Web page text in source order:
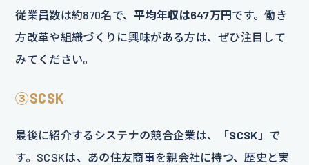
従業員数は約870名で、平均年収は647万円 です。働き
方改革や組織づくりに興味がある方は、ぜひ注目して
みてください。
③SCSK
最後に紹介するシステナの競合企業は、 「SCSK」 で
す。SCSKは、あの住友商事を親会社に持つ、歴史と実